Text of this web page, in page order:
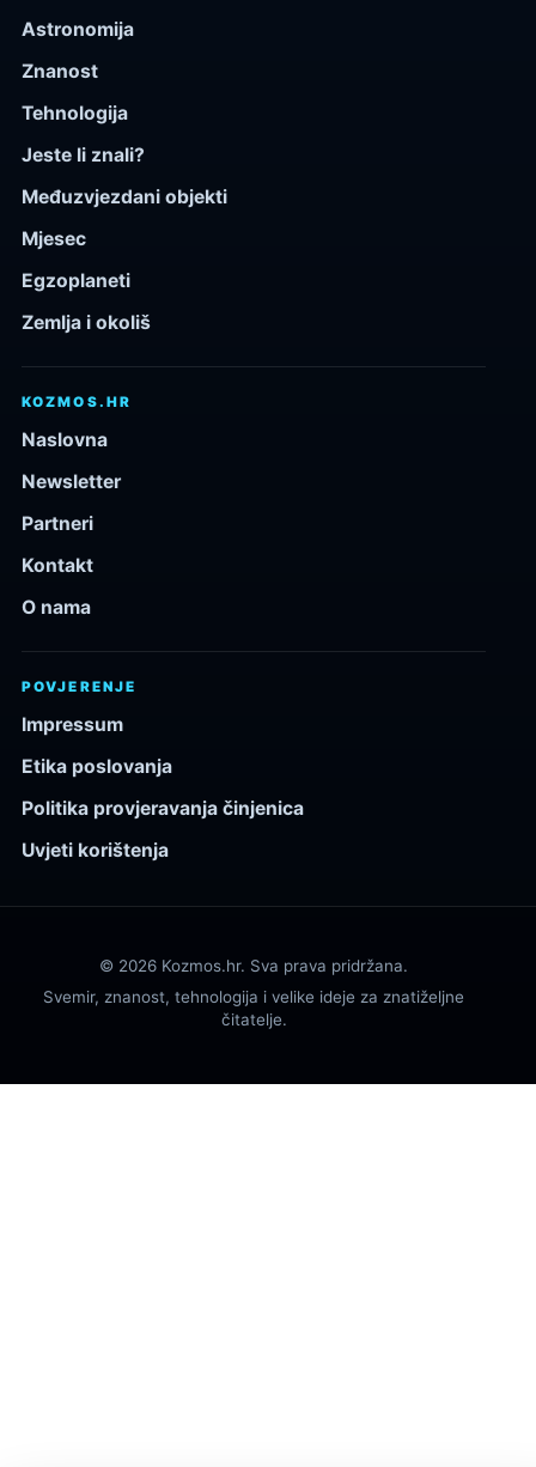
Astronomija
Znanost
Tehnologija
Jeste li znali?
Međuzvjezdani objekti
Mjesec
Egzoplaneti
Zemlja i okoliš
KOZMOS.HR
Naslovna
Newsletter
Partneri
Kontakt
O nama
POVJERENJE
Impressum
Etika poslovanja
Politika provjeravanja činjenica
Uvjeti korištenja
© 2026 Kozmos.hr. Sva prava pridržana.
Svemir, znanost, tehnologija i velike ideje za znatiželjne
čitatelje.